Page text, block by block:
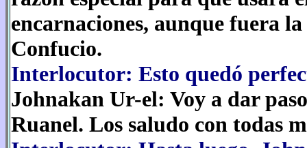
encarnaciones, aunque fuera
Confucio.
Interlocutor: Esto quedó
Johnakan Ur-el: Voy a dar
Ruanel. Los saludo con todas